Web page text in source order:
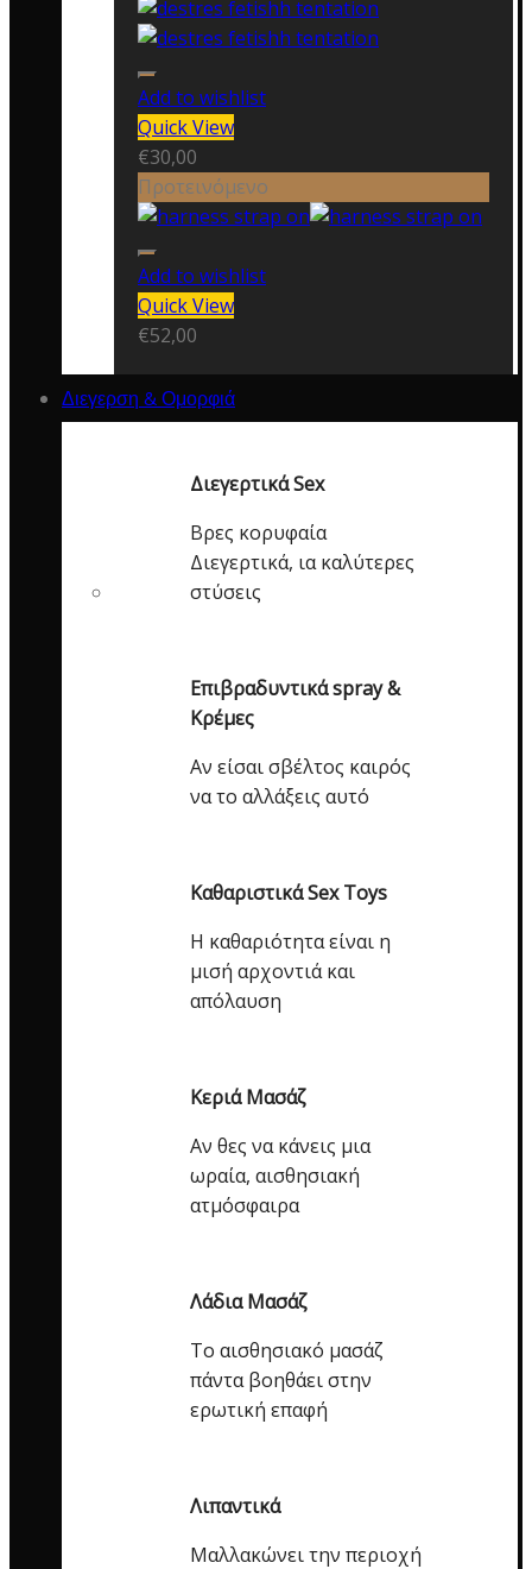
Add to wishlist
Quick View
€30,00
Προτεινόμενο
Add to wishlist
Quick View
€52,00
Διεγερση & Ομορφιά
Διεγερτικά Sex
Βρες κορυφαία
Διεγερτικά, ια καλύτερες
στύσεις
Επιβραδυντικά spray &
Κρέμες
Αν είσαι σβέλτος καιρός
να το αλλάξεις αυτό
Καθαριστικά Sex Toys
Η καθαριότητα είναι η
μισή αρχοντιά και
απόλαυση
Κεριά Μασάζ
Αν θες να κάνεις μια
ωραία, αισθησιακή
ατμόσφαιρα
Λάδια Μασάζ
Το αισθησιακό μασάζ
πάντα βοηθάει στην
ερωτική επαφή
Λιπαντικά
Μαλλακώνει την περιοχή